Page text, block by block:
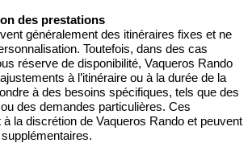
des prestations
généralement des itinéraires fixes et ne
Toutefois, dans des cas
réserve de disponibilité, Vaqueros Rando
à l’itinéraire ou à la durée de la
à des besoins spécifiques, tels que des
des demandes particulières. Ces
la discrétion de Vaqueros Rando et peuvent